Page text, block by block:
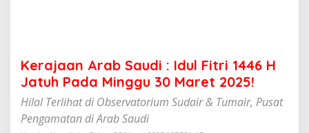
4
6
H
J
a
t
Kerajaan Arab Saudi : Idul Fitri 1446 H
Jatuh Pada Minggu 30 Maret 2025!
Hilal Terlihat di Observatorium Sudair & Tumair, Pusat
Pengamatan di Arab Saudi